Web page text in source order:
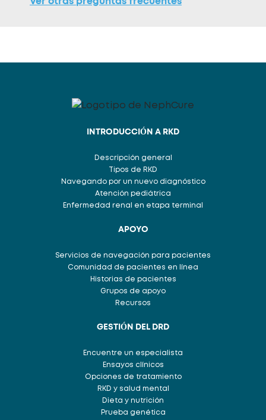
INTRODUCCIÓN A RKD
Descripción general
Tipos de RKD
Navegando por un nuevo diagnóstico
Atención pediátrica
Enfermedad renal en etapa terminal
APOYO
Servicios de navegación para pacientes
Comunidad de pacientes en línea
Historias de pacientes
Grupos de apoyo
Recursos
GESTIÓN DEL DRD
Encuentre un especialista
Ensayos clínicos
Opciones de tratamiento
RKD y salud mental
Dieta y nutrición
Prueba genética